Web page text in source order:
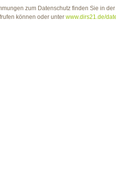
zum Datenschutz finden Sie in
können oder unter www.dirs21.de/